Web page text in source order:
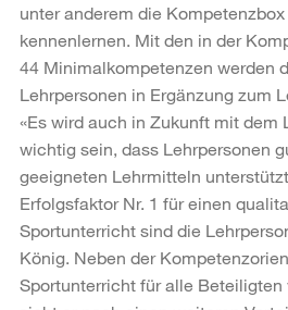
unter anderem die
kennenlernen. Mit den in der
44 Minimalkompetenzen werden
Lehrpersonen in Ergänzung zum
«Es wird auch in Zukunft mit dem
wichtig sein, dass Lehrpersonen
geeigneten Lehrmitteln
Erfolgsfaktor Nr. 1 für einen
Sportunterricht sind die
König. Neben der
Sportunterricht für alle Beteiligten